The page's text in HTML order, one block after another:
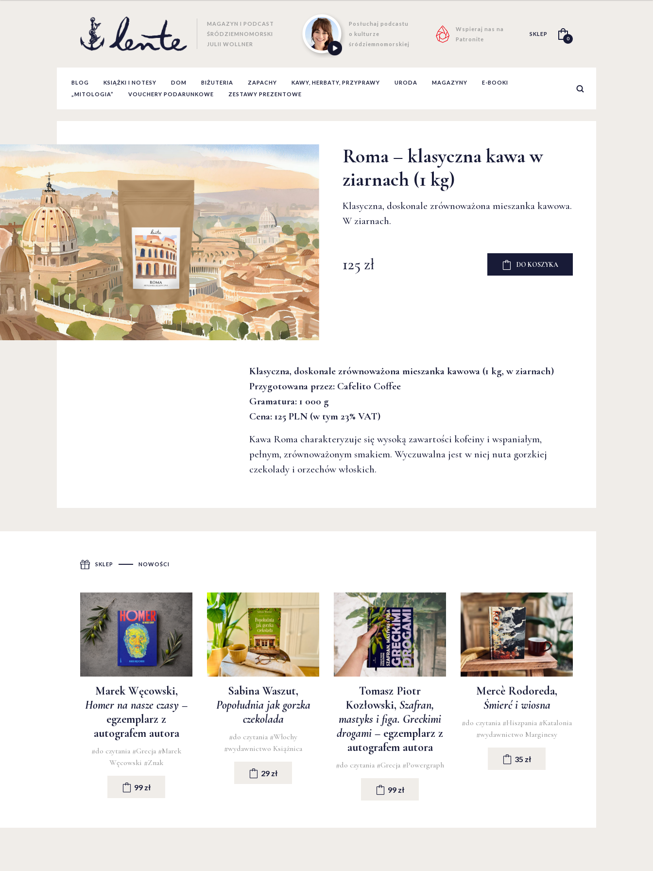
MAGAZYN I PODCAST
ŚRÓDZIEMNOMORSKI
JULII WOLLNER
Posłuchaj podcastu
o kulturze
śródziemnomorskiej
Wspieraj nas na
Patronite
SKLEP
0
BLOG KSIĄŻKI I NOTESY DOM BIŻUTERIA ZAPACHY KAWY, HERBATY, PRZYPRAWY URODA MAGAZYNY
E-BOOKI
„MITOLOGIA”
VOUCHERY PODARUNKOWE ZESTAWY PREZENTOWE
Roma – klasyczna kawa w
ziarnach (1 kg)
Klasyczna, doskonale zrównoważona mieszanka kawowa.
W ziarnach.
125 zł DO KOSZYKA
Klasyczna, doskonale zrównoważona mieszanka kawowa (1 kg, w ziarnach)
Przygotowana przez: Cafelito Coffee
Gramatura: 1 000 g
Cena: 125 PLN (w tym 23% VAT)
Kawa Roma charakteryzuje się wysoką zawartości kofeiny i wspaniałym,
pełnym, zrównoważonym smakiem. Wyczuwalna jest w niej nuta gorzkiej
czekolady i orzechów włoskich.
SKLEP NOWOŚCI
Marek Węcowski,
Homer na nasze czasy –
egzemplarz z
autografem autora
#do czytania #Grecja #Marek
Węcowski #Znak
99 zł
Sabina Waszut,
Popołudnia jak gorzka
czekolada
#do czytania #Włochy
#wydawnictwo Książnica
29 zł
Tomasz Piotr
Kozłowski, Szafran,
mastyks i figa. Greckimi
drogami – egzemplarz z
autografem autora
#do czytania #Grecja #Powergraph
99 zł
Mercè Rodoreda,
Śmierć i wiosna
#do czytania #Hiszpania #Katalonia
#wydawnictwo Marginesy
35 zł